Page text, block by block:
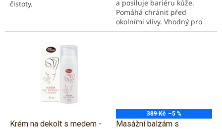
čistoty.
a posiluje bariéru kůže.
Pomáhá chránit před
okolními vlivy. Vhodný pro
všechny druhy pleti, i pro
Krém na dekolt s medem -
389 Kč –5 %
Masážní balzám s